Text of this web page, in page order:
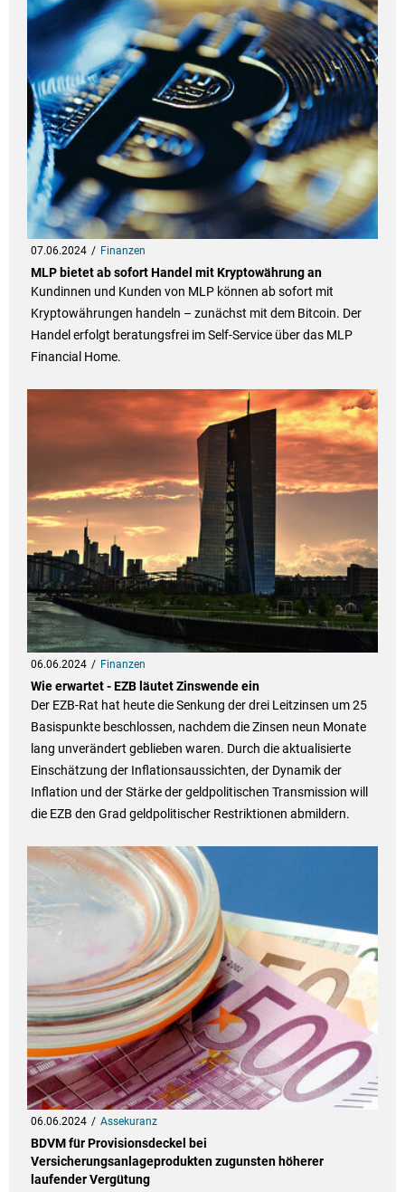
07.06.2024 Finanzen
MLP bietet ab sofort Handel mit Kryptowährung an
Kundinnen und Kunden von MLP können ab sofort mit
Kryptowährungen handeln – zunächst mit dem Bitcoin. Der
Handel erfolgt beratungsfrei im Self-Service über das MLP
Financial Home.
06.06.2024 Finanzen
Wie erwartet - EZB läutet Zinswende ein
Der EZB-Rat hat heute die Senkung der drei Leitzinsen um 25
Basispunkte beschlossen, nachdem die Zinsen neun Monate
lang unverändert geblieben waren. Durch die aktualisierte
Einschätzung der Inflationsaussichten, der Dynamik der
Inflation und der Stärke der geldpolitischen Transmission will
die EZB den Grad geldpolitischer Restriktionen abmildern.
06.06.2024 Assekuranz
BDVM für Provisionsdeckel bei
Versicherungsanlageprodukten zugunsten höherer
laufender Vergütung